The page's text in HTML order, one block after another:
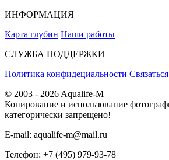
ИНФОРМАЦИЯ
Карта глубин Наши работы
СЛУЖБА ПОДДЕРЖКИ
Политика конфидециальности
© 2003 - 2026 Aqualife-M
Копирование и использование
категорически запрещено!
E-mail: aqualife-m@mail.ru
Телефон: +7 (495) 979-93-78